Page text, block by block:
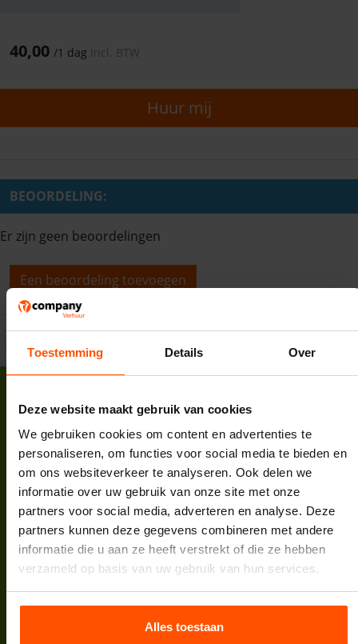
Toestemming Details Over
Deze website maakt gebruik van cookies
We gebruiken cookies om content en advertenties te
personaliseren, om functies voor social media te bieden en
om ons websiteverkeer te analyseren. Ook delen we
informatie over uw gebruik van onze site met onze
partners voor social media, adverteren en analyse. Deze
partners kunnen deze gegevens combineren met andere
informatie die u aan ze heeft verstrekt of die ze hebben
verzameld op basis van uw gebruik van hun services.
Alles toestaan
40,00 /1 dag Incl. BTW
Huur mij
BEOORDELING:
Er zijn geen beoordelingen
Een beoordeling toevoegen
Vcompany B.V.
Korte Zuwe 2
3985 SM Werkhoven
Tel:088 398 5000
E-mail: info@vcompany.nl
KVK:62732498
BTW:NL854935447B01
Bank:NL64INGB0007974208